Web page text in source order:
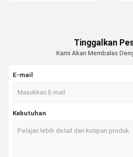
Pembuatan struktur baja
Pembuatan Baja Berat
Struktur Baja Ketel
Tinggalkan
Kami Akan Membalas
E-mail
Kebutuhan